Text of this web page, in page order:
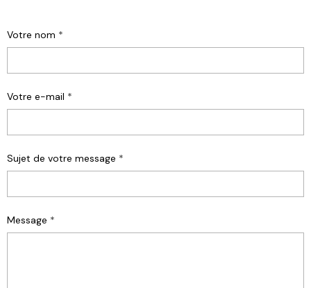
Votre nom
Votre e-mail
Sujet de votre message
Message